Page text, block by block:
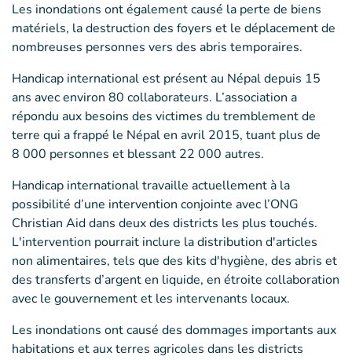
Les inondations ont également causé la perte de biens
matériels, la destruction des foyers et le déplacement de
nombreuses personnes vers des abris temporaires.
Handicap international est présent au Népal depuis 15
ans avec environ 80 collaborateurs. L’association a
répondu aux besoins des victimes du tremblement de
terre qui a frappé le Népal en avril 2015, tuant plus de
8 000 personnes et blessant 22 000 autres.
Handicap international travaille actuellement à la
possibilité d’une intervention conjointe avec l’ONG
Christian Aid dans deux des districts les plus touchés.
L'intervention pourrait inclure la distribution d'articles
non alimentaires, tels que des kits d'hygiène, des abris et
des transferts d’argent en liquide, en étroite collaboration
avec le gouvernement et les intervenants locaux.
Les inondations ont causé des dommages importants aux
habitations et aux terres agricoles dans les districts